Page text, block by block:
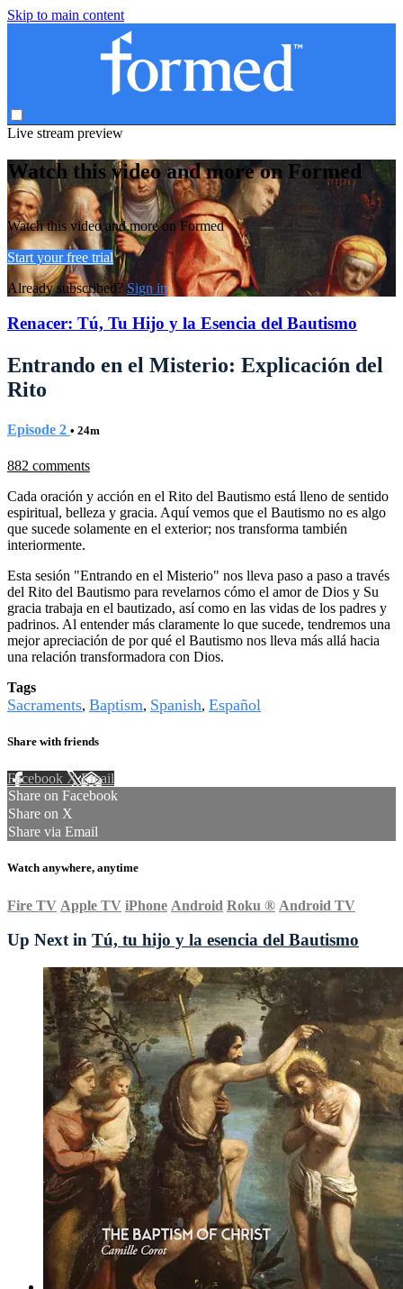
Skip to main content
Live stream preview
Watch this video and more on Formed
Watch this video and more on Formed
Start your free trial
Already subscribed?Sign in
Renacer: Tú, Tu Hijo y la Esencia del Bautismo
Entrando en el Misterio: Explicación del
Rito
Episode 2 • 24m
882 comments
Cada oración y acción en el Rito del Bautismo está lleno de sentido
espiritual, belleza y gracia. Aquí vemos que el Bautismo no es algo
que sucede solamente en el exterior; nos transforma también
interiormente.
Esta sesión "Entrando en el Misterio" nos lleva paso a paso a través
del Rito del Bautismo para revelarnos cómo el amor de Dios y Su
gracia trabaja en el bautizado, así como en las vidas de los padres y
padrinos. Al entender más claramente lo que sucede, tendremos una
mejor apreciación de por qué el Bautismo nos lleva más allá hacia
una relación transformadora con Dios.
Tags
Sacraments, Baptism, Spanish, Español
Share with friends
Facebook XEmail
Share on Facebook
Share on X
Share via Email
Watch anywhere, anytime
Fire TV Apple TV iPhone Android Roku ® Android TV
Up Next in Tú, tu hijo y la esencia del Bautismo